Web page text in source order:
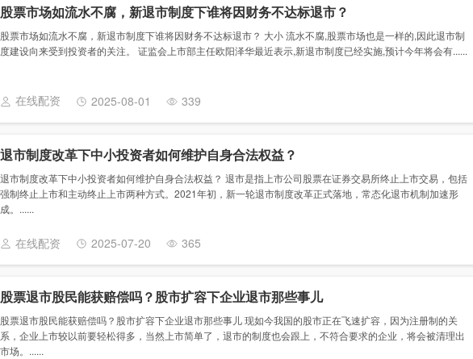
股票市场如流水不腐，新退市制度下谁将因财务不达标退市？
股票市场如流水不腐，新退市制度下谁将因财务不达标退市？ 大小 流水不腐,股票市场也是一样的,因此退市制
度建设向来受到投资者的关注。 证监会上市部主任欧阳泽华最近表示,新退市制度已经实施,预计今年将会有......
在线配资 2025-08-01 339
退市制度改革下中小投资者如何维护自身合法权益？
退市制度改革下中小投资者如何维护自身合法权益？ 退市是指上市公司股票在证券交易所终止上市交易，包括
强制终止上市和主动终止上市两种方式。2021年初，新一轮退市制度改革正式落地，常态化退市机制加速形
成。......
在线配资 2025-07-20 365
股票退市股民能获赔偿吗？股市扩容下企业退市那些事儿
股票退市股民能获赔偿吗？股市扩容下企业退市那些事儿 现如今我国的股市正在飞速扩容，因为注册制的关
系，企业上市较以前要轻松得多，当然上市简单了，退市的制度也会跟上，不符合要求的企业，将会被清理出
市场。......